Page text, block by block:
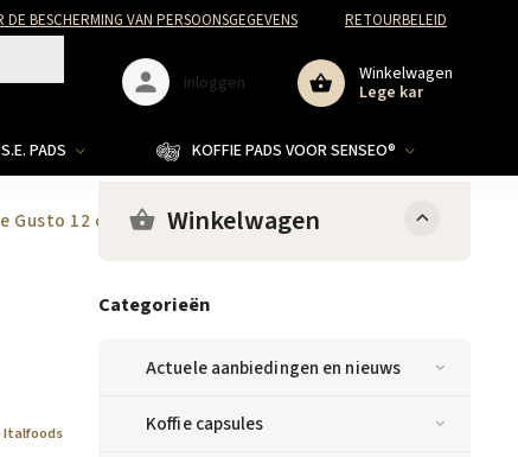
BESCHERMING VAN PERSOONSGEGEVENS RETOURBELEID
Winkelwagen
Lege kar
Inloggen
PADS KOFFIE PADS VOOR SENSEO®
12 capsules Winkelwagen
Categorieën
Actuele aanbiedingen en nieuws
Koffie capsules
Italfoods